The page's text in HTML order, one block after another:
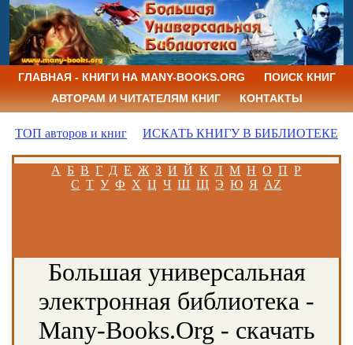
ГЛАВНАЯ - КНИГИ НА MANY-BOOKS.ORG
ПОИСК КНИГ
АВТОРАМ И ЧИТАТЕЛЯМ КНИГ
КОНТАКТЫ
ТОП авторов и книг ИСКАТЬ КНИГУ В БИБЛИОТЕКЕ
А Б В Г Д Е Ж З И Й К Л М Н О П Р
С Т У Ф Х Ц Ч Ш Щ Э Ю Я AZ
Большая универсальная
электронная библиотека -
Many-Books.Org - скачать